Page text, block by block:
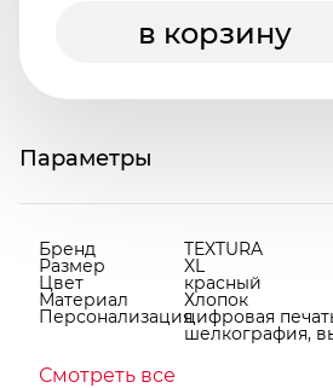
в корзину
Параметры
Бренд TEXTURA
Размер XL
Цвет красный
Материал Хлопок
Персонализацияцифровая
шелкография,
Смотреть все